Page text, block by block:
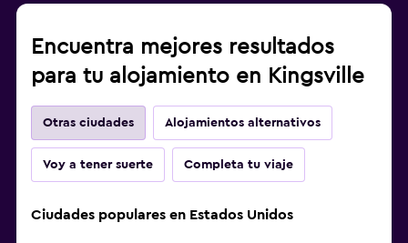
Encuentra mejores resultados
para tu alojamiento en Kingsville
Otras ciudades Alojamientos alternativos
Voy a tener suerte Completa tu viaje
Ciudades populares en Estados Unidos